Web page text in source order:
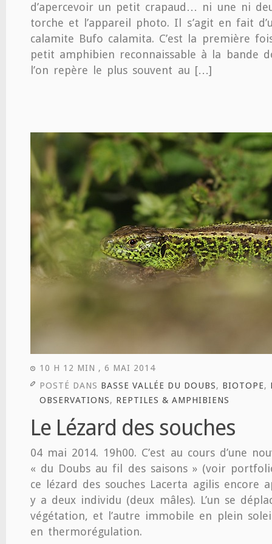
d’apercevoir un petit crapaud… ni une ni
torche et l’appareil photo. Il s’agit en fait
calamite Bufo calamita. C’est la première
petit amphibien reconnaissable à la bande
l’on repère le plus souvent au […]
10 H 12 MIN , 6 MAI 2014
POSTÉ DANS BASSE VALLÉE DU DOUBS, BIOTOPE,
OBSERVATIONS, REPTILES & AMPHIBIENS
Le Lézard des souches
04 mai 2014. 19h00. C’est au cours d’une
« du Doubs au fil des saisons » (voir
ce lézard des souches Lacerta agilis encore
y a deux individu (deux mâles). L’un se
végétation, et l’autre immobile en plein
en thermorégulation.